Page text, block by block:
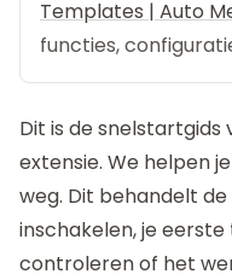
Templates | Auto
functies,
Dit is de snelstartgids
extensie. We helpen
weg. Dit behandelt
inschakelen, je
controleren of het